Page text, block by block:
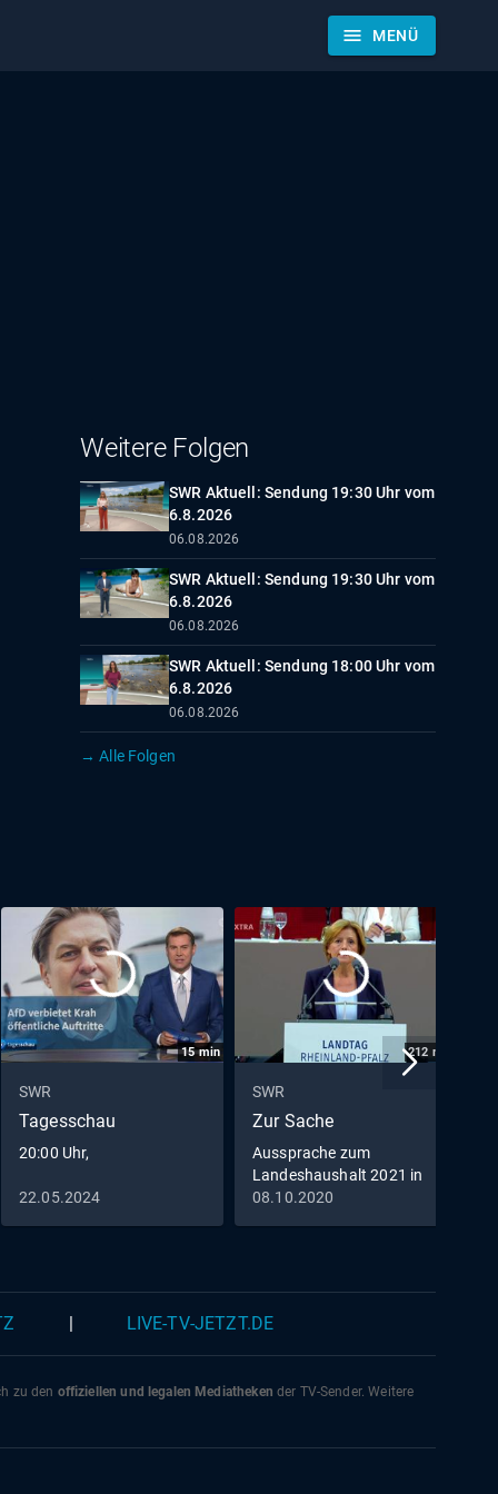
menu MENÜ
Weitere Folgen
SWR Aktuell: Sendung 19:30 Uhr vom
6.8.2026
06.08.2026
SWR Aktuell: Sendung 19:30 Uhr vom
6.8.2026
06.08.2026
SWR Aktuell: Sendung 18:00 Uhr vom
6.8.2026
06.08.2026
→ Alle Folgen
15min
SWR
Tagesschau
20:00 Uhr,
22.05.2024
212 min
SWR
Zur Sache
Aussprache zum
Landeshaushalt 2021 in
Rheinland-Pfalz
08.10.2020
LIVE-TV-JETZT.DE
zu den offiziellen und legalen Mediatheken der TV-Sender. Weitere